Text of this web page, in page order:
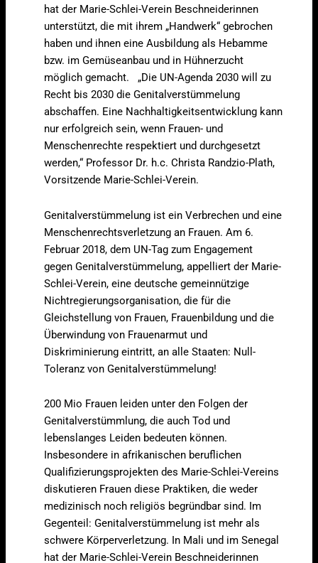
hat der Marie-Schlei-Verein Beschneiderinnen
unterstützt, die mit ihrem „Handwerk“ gebrochen
haben und ihnen eine Ausbildung als Hebamme
bzw. im Gemüseanbau und in Hühnerzucht
möglich gemacht. „Die UN-Agenda 2030 will zu
Recht bis 2030 die Genitalverstümmelung
abschaffen. Eine Nachhaltigkeitsentwicklung kann
nur erfolgreich sein, wenn Frauen- und
Menschenrechte respektiert und durchgesetzt
werden,“ Professor Dr. h.c. Christa Randzio-Plath,
Vorsitzende Marie-Schlei-Verein.
Genitalverstümmelung ist ein Verbrechen und eine
Menschenrechtsverletzung an Frauen. Am 6.
Februar 2018, dem UN-Tag zum Engagement
gegen Genitalverstümmelung, appelliert der Marie-
Schlei-Verein, eine deutsche gemeinnützige
Nichtregierungsorganisation, die für die
Gleichstellung von Frauen, Frauenbildung und die
Überwindung von Frauenarmut und
Diskriminierung eintritt, an alle Staaten: Null-
Toleranz von Genitalverstümmelung!
200 Mio Frauen leiden unter den Folgen der
Genitalverstümmlung, die auch Tod und
lebenslanges Leiden bedeuten können.
Insbesondere in afrikanischen beruflichen
Qualifizierungsprojekten des Marie-Schlei-Vereins
diskutieren Frauen diese Praktiken, die weder
medizinisch noch religiös begründbar sind. Im
Gegenteil: Genitalverstümmelung ist mehr als
schwere Körperverletzung. In Mali und im Senegal
hat der Marie-Schlei-Verein Beschneiderinnen